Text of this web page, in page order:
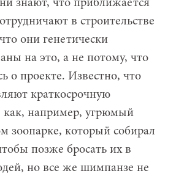
знают, что приближается
в строительстве
они генетически
на это, а не потому, что
о проекте. Известно, что
краткосрочную
как, например, угрюмый
зоопарке, который собирал
позже бросать их в
но все же шимпанзе не